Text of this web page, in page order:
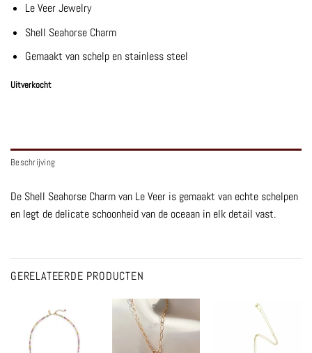
Le Veer Jewelry
Shell Seahorse Charm
Gemaakt van schelp en stainless steel
Uitverkocht
Beschrijving
De Shell Seahorse Charm van Le Veer is gemaakt van echte schelpen
en legt de delicate schoonheid van de oceaan in elk detail vast.
GERELATEERDE PRODUCTEN